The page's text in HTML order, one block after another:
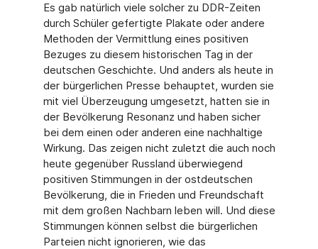
Es gab natürlich viele solcher zu DDR-Zeiten
durch Schüler gefertigte Plakate oder andere
Methoden der Vermittlung eines positiven
Bezuges zu diesem historischen Tag in der
deutschen Geschichte. Und anders als heute in
der bürgerlichen Presse behauptet, wurden sie
mit viel Überzeugung umgesetzt, hatten sie in
der Bevölkerung Resonanz und haben sicher
bei dem einen oder anderen eine nachhaltige
Wirkung. Das zeigen nicht zuletzt die auch noch
heute gegenüber Russland überwiegend
positiven Stimmungen in der ostdeutschen
Bevölkerung, die in Frieden und Freundschaft
mit dem großen Nachbarn leben will. Und diese
Stimmungen können selbst die bürgerlichen
Parteien nicht ignorieren, wie das